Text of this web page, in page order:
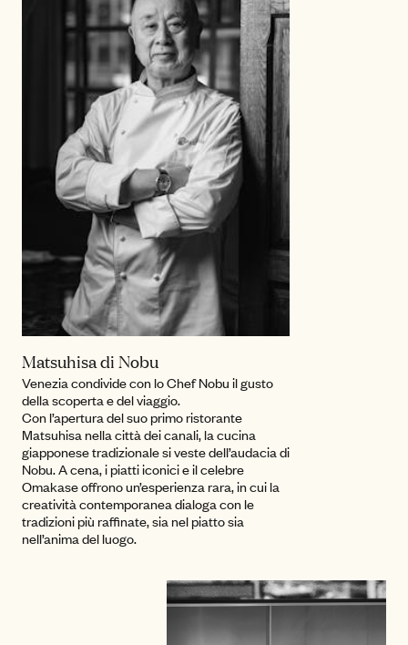
Matsuhisa di Nobu
Venezia condivide con lo Chef Nobu il gusto
della scoperta e del viaggio.
Con l’apertura del suo primo ristorante
Matsuhisa nella città dei canali, la cucina
giapponese tradizionale si veste dell’audacia di
Nobu. A cena, i piatti iconici e il celebre
Omakase offrono un’esperienza rara, in cui la
creatività contemporanea dialoga con le
tradizioni più raffinate, sia nel piatto sia
nell’anima del luogo.